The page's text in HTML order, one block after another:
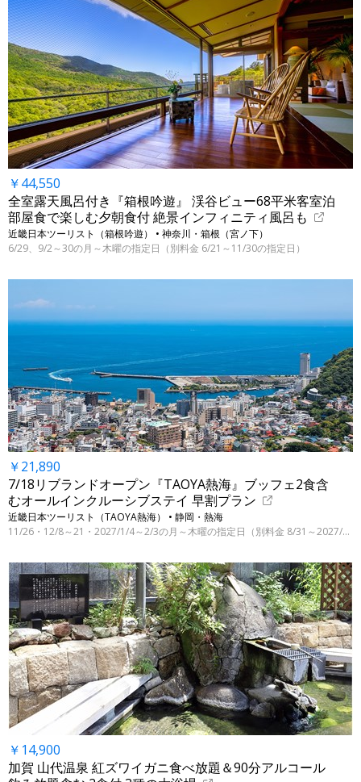
￥44,550
全室露天風呂付き『箱根吟遊』 渓谷ビュー68平米客室泊
部屋食で楽しむ夕朝食付 絶景インフィニティ風呂も
近畿日本ツーリスト（箱根吟遊） • 神奈川・箱根（宮ノ下）
6/29、9/2～30の月～木曜の指定日（別料金 6/21～11/30の指定日）
￥21,890
7/18リブランドオープン『TAOYA熱海』ブッフェ2食含
むオールインクルーシブステイ 早割プラン
近畿日本ツーリスト（TAOYA熱海） • 静岡・熱海
11/26・12/8～21・2027/1/4～2/3の月～木曜の指定日（別料金 8/31～2027/3/31の指定日）
￥14,900
加賀 山代温泉 紅ズワイガニ食べ放題＆90分アルコール